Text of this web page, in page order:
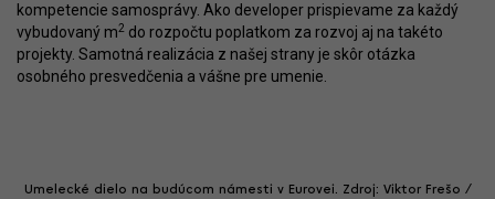
kompetencie samosprávy. Ako developer prispievame za každý
vybudovaný m2 do rozpočtu poplatkom za rozvoj aj na takéto
projekty. Samotná realizácia z našej strany je skôr otázka
osobného presvedčenia a vášne pre umenie.
Umelecké dielo na budúcom námesti v Eurovei. Zdroj: Viktor Frešo /